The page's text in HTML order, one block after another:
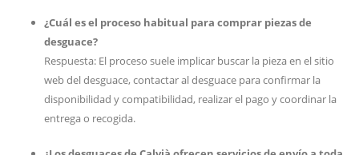
¿Cuál es el proceso habitual para comprar piezas de
desguace?
Respuesta: El proceso suele implicar buscar la pieza en el sitio
web del desguace, contactar al desguace para confirmar la
disponibilidad y compatibilidad, realizar el pago y coordinar la
entrega o recogida.